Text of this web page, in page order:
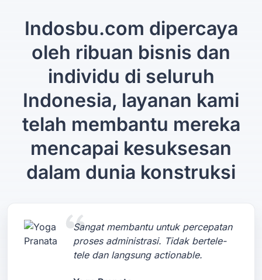
Indosbu.com dipercaya
oleh ribuan bisnis dan
individu di seluruh
Indonesia, layanan kami
telah membantu mereka
mencapai kesuksesan
dalam dunia konstruksi
Sangat membantu untuk percepatan
proses administrasi. Tidak bertele-
tele dan langsung actionable.